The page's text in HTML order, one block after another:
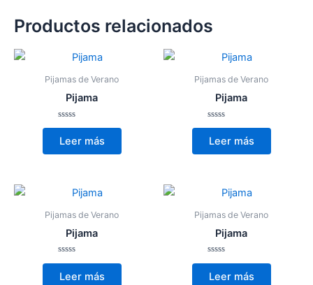
Productos relacionados
Pijamas de Verano
Pijama
Valorado
con
0
Leer más
Pijamas de Verano
Pijama
Valorado
con
0
Leer más
Pijamas de Verano
Pijama
Valorado
con
0
Leer más
Pijamas de Verano
Pijama
Valorado
con
0
Leer más